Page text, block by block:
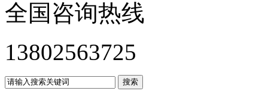
全国咨询热线
13802563725